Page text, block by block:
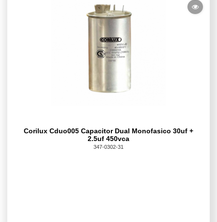
Corilux Cduo005 Capacitor Dual Monofasico 30uf +
2.5uf 450vca
347-0302-31